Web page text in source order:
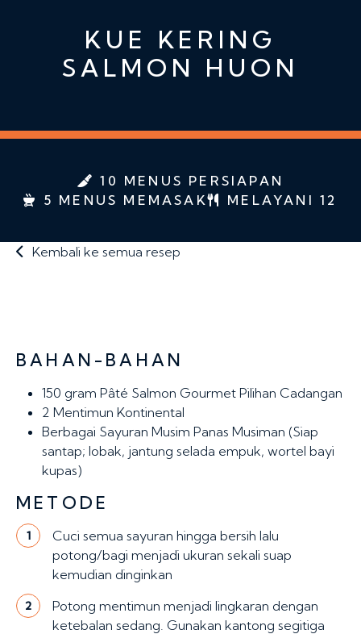
KUE KERING
SALMON HUON
10 MENUS PERSIAPAN
5 MENUS MEMASAK
MELAYANI 12
Kembali ke semua resep
BAHAN-BAHAN
150 gram Pâté Salmon Gourmet Pilihan Cadangan
2 Mentimun Kontinental
Berbagai Sayuran Musim Panas Musiman (Siap
santap; lobak, jantung selada empuk, wortel bayi
kupas)
METODE
1
Cuci semua sayuran hingga bersih lalu
potong/bagi menjadi ukuran sekali suap
kemudian dinginkan
2
Potong mentimun menjadi lingkaran dengan
ketebalan sedang. Gunakan kantong segitiga